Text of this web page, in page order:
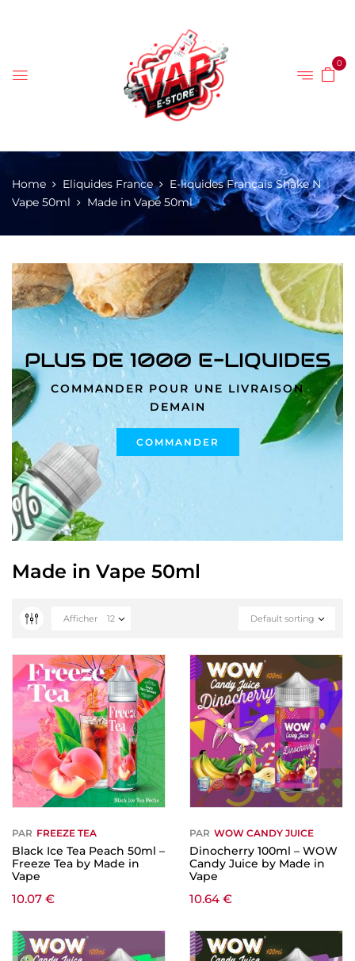
0
Home Eliquides France
E-liquides Français Shake N
Vape 50ml
Made in Vape 50ml
PLUS DE 1000 E-LIQUIDES
COMMANDER POUR UNE LIVRAISON
DEMAIN
COMMANDER
Made in Vape 50ml
Default sorting
Afficher 12
PAR FREEZE TEA
Black Ice Tea Peach 50ml –
Freeze Tea by Made in
Vape
10.07 €
PAR WOW CANDY JUICE
Dinocherry 100ml – WOW
Candy Juice by Made in
Vape
10.64 €